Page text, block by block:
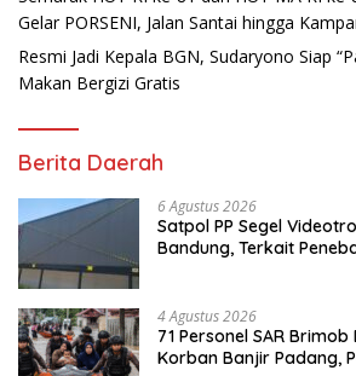
Gelar PORSENI, Jalan Santai hingga
Resmi Jadi Kepala BGN, Sudaryono Siap
Makan Bergizi Gratis
Berita Daerah
6 Agustus 2026
Satpol PP Segel
Bandung, Terkait
4 Agustus 2026
71 Personel SAR
Korban Banjir Padang,